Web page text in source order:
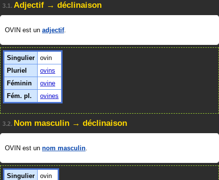
3.1. Adjectif → déclinaison
OVIN est un adjectif.
Singulier
ovin
Pluriel
ovins
Féminin
ovine
Fém. pl.
ovines
3.2. Nom masculin → déclinaison
OVIN est un nom masculin.
Singulier
ovin